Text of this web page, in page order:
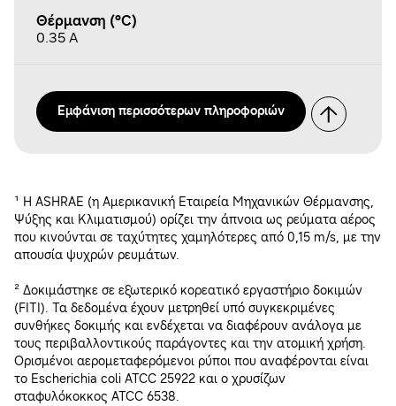
Θέρμανση (°C)
0.35 A
Εμφάνιση περισσότερων πληροφοριών
¹ Η ASHRAE (η Αμερικανική Εταιρεία Μηχανικών Θέρμανσης,
Ψύξης και Κλιματισμού) ορίζει την άπνοια ως ρεύματα αέρος
που κινούνται σε ταχύτητες χαμηλότερες από 0,15 m/s, με την
απουσία ψυχρών ρευμάτων.
² Δοκιμάστηκε σε εξωτερικό κορεατικό εργαστήριο δοκιμών
(FITI). Τα δεδομένα έχουν μετρηθεί υπό συγκεκριμένες
συνθήκες δοκιμής και ενδέχεται να διαφέρουν ανάλογα με
τους περιβαλλοντικούς παράγοντες και την ατομική χρήση.
Ορισμένοι αερομεταφερόμενοι ρύποι που αναφέρονται είναι
το Escherichia coli ATCC 25922 και ο χρυσίζων
σταφυλόκοκκος ATCC 6538.